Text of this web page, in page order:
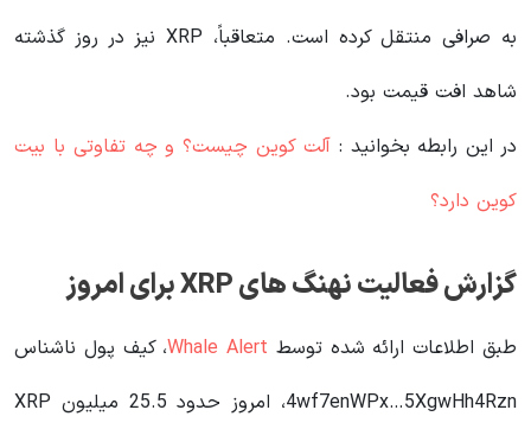
به صرافی منتقل کرده است. متعاقباً، XRP نیز در روز گذشته
شاهد افت قیمت بود.
در این رابطه بخوانید‌ :آلت کوین چیست؟ و چه تفاوتی با بیت
کوین دارد؟
گزارش فعالیت نهنگ های XRP برای امروز
طبق اطلاعات ارائه شده توسط Whale Alert، کیف پول ناشناس
4wf7enWPx…5XgwHh4Rzn، امروز حدود 25.5 میلیون XRP